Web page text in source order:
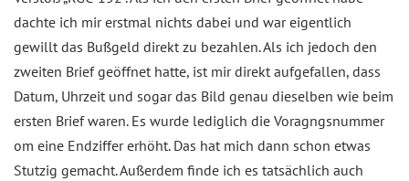
dachte ich mir erstmal nichts dabei und war eigentlich
gewillt das Bußgeld direkt zu bezahlen. Als ich jedoch den
zweiten Brief geöffnet hatte, ist mir direkt aufgefallen, dass
Datum, Uhrzeit und sogar das Bild genau dieselben wie beim
ersten Brief waren. Es wurde lediglich die Voragngsnummer
om eine Endziffer erhöht. Das hat mich dann schon etwas
Stutzig gemacht. Außerdem finde ich es tatsächlich auch